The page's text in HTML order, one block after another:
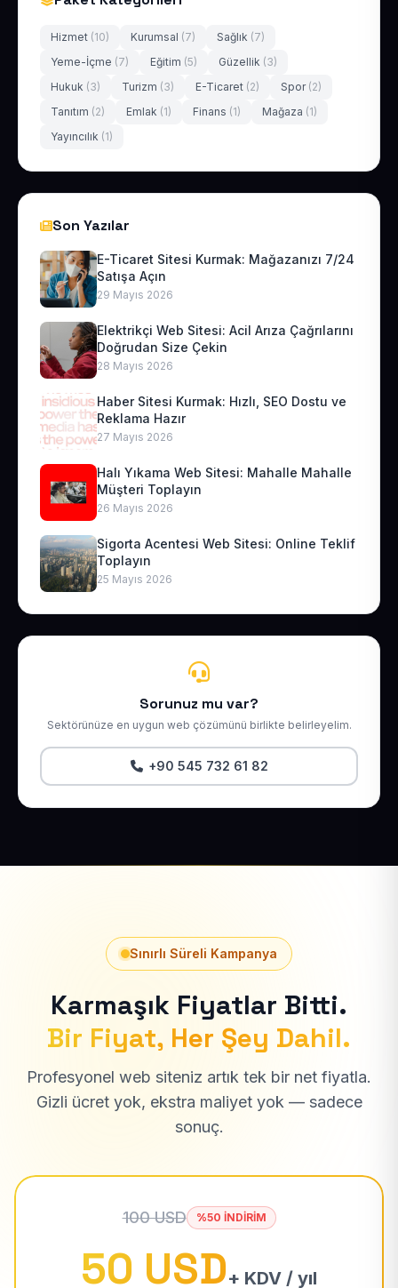
Hizmet (10) Kurumsal (7) Sağlık (7)
Yeme-İçme (7) Eğitim (5) Güzellik (3)
Hukuk (3) Turizm (3) E-Ticaret (2) Spor (2)
Tanıtım (2) Emlak (1) Finans (1) Mağaza (1)
Yayıncılık (1)
Son Yazılar
E-Ticaret Sitesi Kurmak: Mağazanızı 7/24
Satışa Açın
29 Mayıs 2026
Elektrikçi Web Sitesi: Acil Arıza Çağrılarını
Doğrudan Size Çekin
28 Mayıs 2026
Haber Sitesi Kurmak: Hızlı, SEO Dostu ve
Reklama Hazır
27 Mayıs 2026
Halı Yıkama Web Sitesi: Mahalle Mahalle
Müşteri Toplayın
26 Mayıs 2026
Sigorta Acentesi Web Sitesi: Online Teklif
Toplayın
25 Mayıs 2026
Sorunuz mu var?
Sektörünüze en uygun web çözümünü birlikte belirleyelim.
+90 545 732 61 82
Sınırlı Süreli Kampanya
Karmaşık Fiyatlar Bitti.
Bir Fiyat, Her Şey Dahil.
Profesyonel web siteniz artık tek bir net fiyatla.
Gizli ücret yok, ekstra maliyet yok — sadece
sonuç.
100 USD %50 İNDİRİM
50 USD+ KDV / yıl